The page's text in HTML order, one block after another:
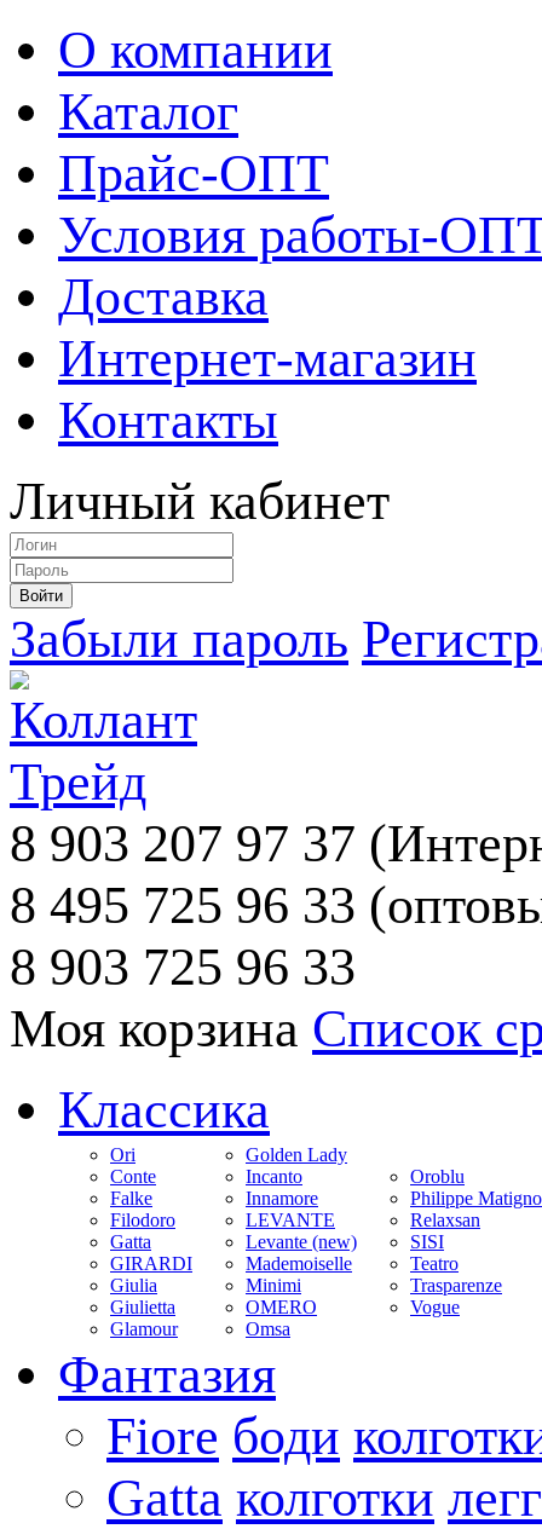
О компании
Каталог
Прайс-ОПТ
Условия работы-
Доставка
Интернет-магазин
Контакты
Личный кабинет
Забыли пароль
8 903 207 97 37
8 495 725 96 33
8 903 725 96 33
Моя корзина Список
Классика
Ori
Conte
Falke
Filodoro
Gatta
GIRARDI
Giulia
Giulietta
Glamour
Golden Lady
Incanto
Innamore
LEVANTE
Levante (new)
Mademoiselle
Minimi
OMERO
Omsa
Oroblu
Philippe
Relaxsan
SISI
Teatro
Trasparenze
Vogue
Фантазия
Fiore боди
Gatta колготки